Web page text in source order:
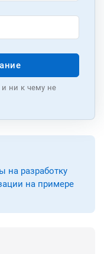
и ни к чему не
на разработку
на примере